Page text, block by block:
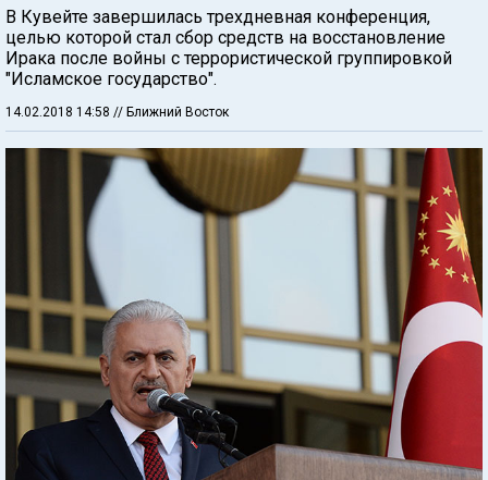
В Кувейте завершилась трехдневная конференция,
целью которой стал сбор средств на восстановление
Ирака после войны с террористической группировкой
"Исламское государство".
14.02.2018 14:58 // Ближний Восток